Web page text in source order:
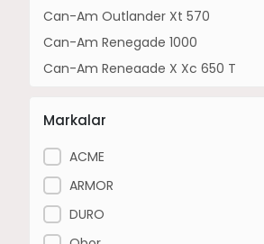
Can-Am Outlander Xt 570
Can-Am Renegade 1000
Can-Am Renegade X Xc 650 T
Can-Am Outlander Max 800 Limited
Can-Am Outlander Dps 1000 T
Can-Am Outlander Max Xt 700
Can-Am Outlander Xtp 1000
Can-Am Maverick Trail 700
Markalar
ACME
ARMOR
DURO